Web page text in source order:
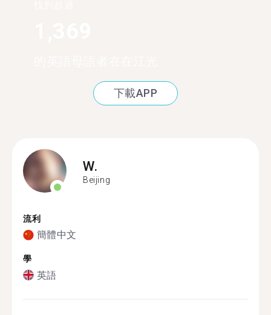
下載APP
W.
Beijing
流利
簡體中文
學
英語